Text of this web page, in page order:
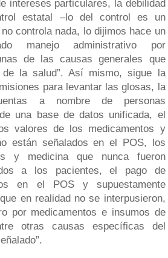
intereses particulares, la debilidad
estatal –lo del control es un
controla nada, lo dijimos hace un
manejo administrativo por
de las causas generales que
la salud”. Así mismo, sigue la
para levantar las glosas, la
a nombre de personas
una base de datos unificada, el
valores de los medicamentos y
están señalados en el POS, los
y medicina que nunca fueron
a los pacientes, el pago de
en el POS y supuestamente
en realidad no se interpusieron,
por medicamentos e insumos de
otras causas específicas del